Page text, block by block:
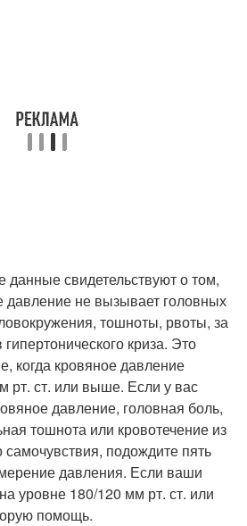
свидетельствуют о том,
давление не вызывает головных
тошноты, рвоты, за
криза. Это
когда кровяное давление
рт. ст. или выше. Если у вас
давление, головная боль,
тошнота или кровотечение из
подождите пять
давления. Если ваши
уровне 180/120 мм рт. ст. или
помощь.